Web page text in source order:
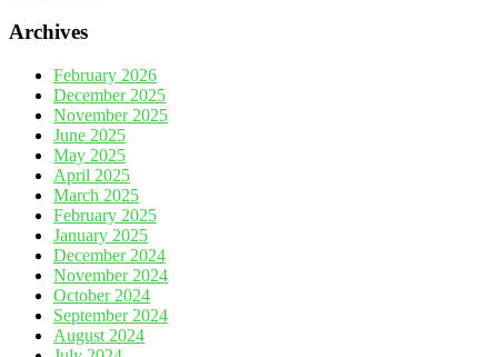
Archives
February 2026
December 2025
November 2025
June 2025
May 2025
April 2025
March 2025
February 2025
January 2025
December 2024
November 2024
October 2024
September 2024
August 2024